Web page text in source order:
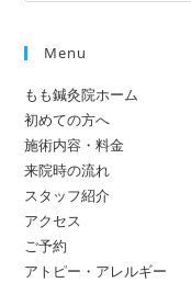
Menu
もも鍼灸院ホーム
初めての方へ
施術内容・料金
来院時の流れ
スタッフ紹介
アクセス
ご予約
アトピー・アレルギー